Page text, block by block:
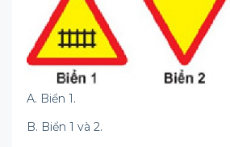
A. Biển 1.
B. Biển 1 và 2.